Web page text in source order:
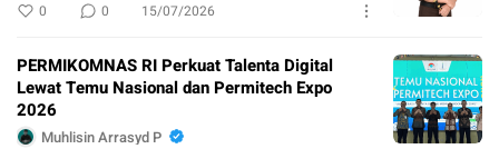
0 0 15/07/2026
PERMIKOMNAS RI Perkuat Talenta Digital
Lewat Temu Nasional dan Permitech Expo
2026
Muhlisin Arrasyd P